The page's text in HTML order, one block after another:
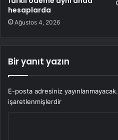
hesaplarda
Ağustos 4, 2026
Bir yanıt yazın
E-posta adresiniz yayınlanmayacak.
işaretlenmişlerdir